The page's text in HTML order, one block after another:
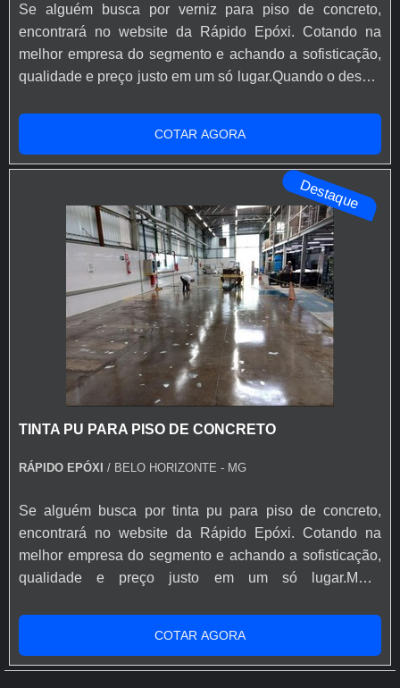
Se alguém busca por verniz para piso de concreto,
encontrará no website da Rápido Epóxi. Cotando na
melhor empresa do segmento e achando a sofisticação,
qualidade e preço justo em um só lugar.Quando o desejo
cliente poderá encontrar excelente custo-benefício com
soluções eficazes para acessórios e ferramentas para
aplicação de base epóxi.MAIS INFORMAÇÕES SOBRE
COTAR AGORA
Destaque
TINTA PU PARA PISO DE CONCRETO
RÁPIDO EPÓXI / BELO HORIZONTE - MG
Se alguém busca por tinta pu para piso de concreto,
encontrará no website da Rápido Epóxi. Cotando na
melhor empresa do segmento e achando a sofisticação,
qualidade e preço justo em um só lugar.MAIS
CONCRETOQuem está à procura de tinta pu para piso
de concreto em uma corporação inovadora, chega até a
Rápido Epóxi. A empresa tem em seu escopo resina
COTAR AGORA